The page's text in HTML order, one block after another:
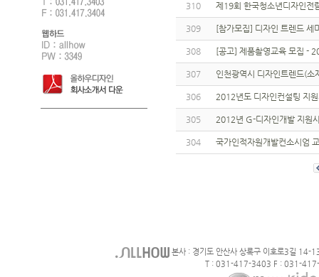
310 제19회 한국청소년디자인전
309 [참가모집] 디자인 트렌드 세
308 [공고] 제품촬영교육 모집 -
307 인천광역시 디자인트렌드(
306 2012년도 디자인컨설팅 지
305 2012년 G-디자인개발 지원
304 국가인적자원개발컨소시엄
본사 : 경기도 안산사 상록구 이호로3길 14-
T : 031-417-3403 F : 031-